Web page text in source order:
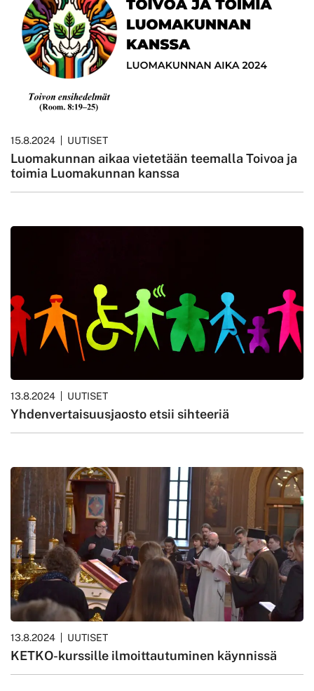
15.8.2024 UUTISET
Luomakunnan aikaa vietetään teemalla Toivoa ja
toimia Luomakunnan kanssa
13.8.2024 UUTISET
Yhdenvertaisuusjaosto etsii sihteeriä
13.8.2024 UUTISET
KETKO-kurssille ilmoittautuminen käynnissä